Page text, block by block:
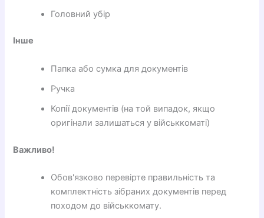
Головний убір
Інше
Папка або сумка для документів
Ручка
Копії документів (на той випадок, якщо
оригінали залишаться у військкоматі)
Важливо!
Обов'язково перевірте правильність та
комплектність зібраних документів перед
походом до військкомату.